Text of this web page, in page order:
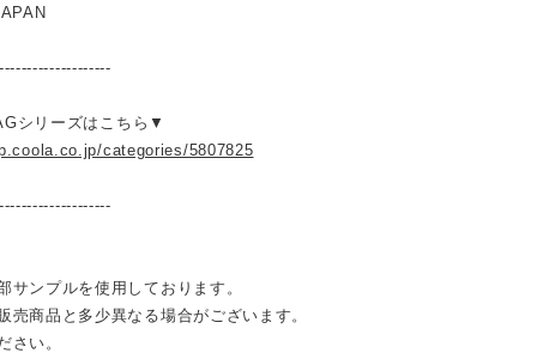
シリーズはこちら▼
categories/5807825
サンプルを使用しております。
売商品と多少異なる場合がございます。
さい。